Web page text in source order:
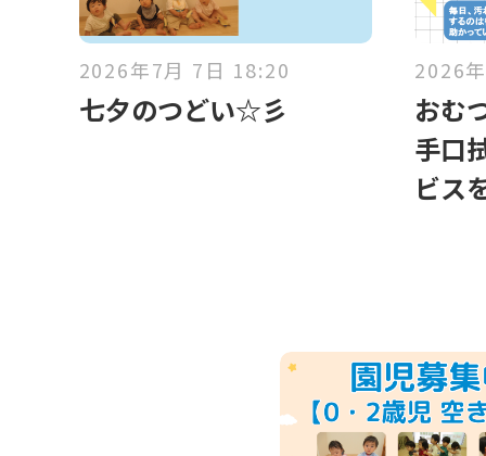
2026年7月 7日 18:20
七夕のつどい☆彡
2026
おむ
手口
ビス